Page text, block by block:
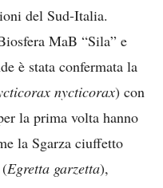
del Sud-Italia.
MaB “Sila” e
è stata confermata la
nycticorax) con
la prima volta hanno
la Sgarza ciuffetto
Egretta garzetta),